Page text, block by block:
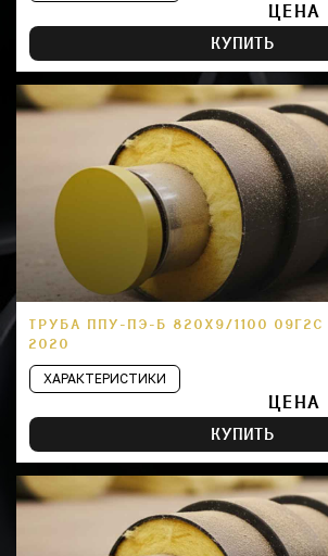
ЦЕНА
КУПИТЬ
ТРУБА ППУ-ПЭ-Б 820Х9/1100 09Г2С
2020
ХАРАКТЕРИСТИКИ
ЦЕНА
КУПИТЬ